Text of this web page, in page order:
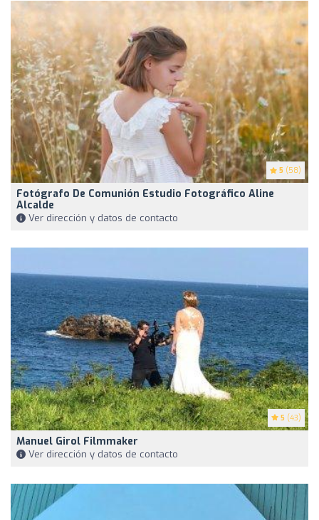
5 (58)
Fotógrafo De Comunión Estudio Fotográfico Aline
Alcalde
Ver dirección y datos de contacto
5 (43)
Manuel Girol Filmmaker
Ver dirección y datos de contacto